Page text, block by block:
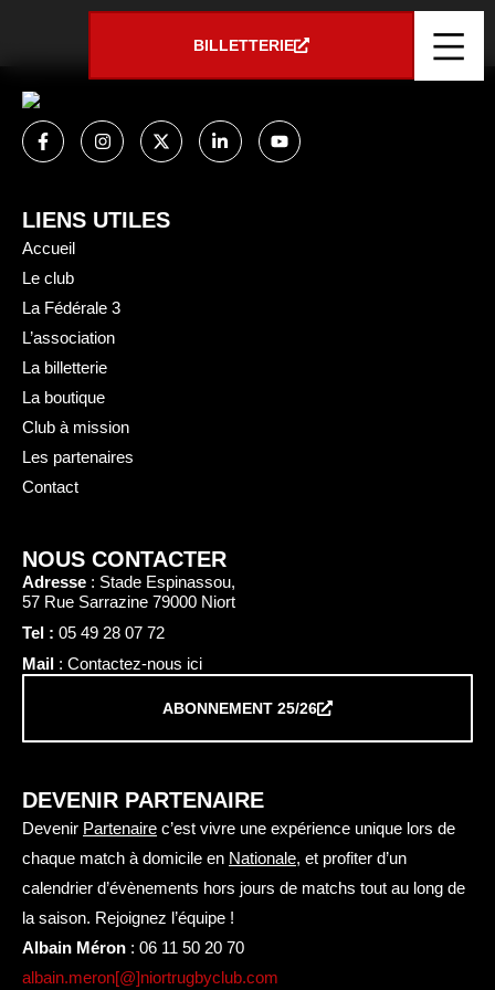
BILLETTERIE
LIENS UTILES
Accueil
Le club
La Fédérale 3
L’association
La billetterie
La boutique
Club à mission
Les partenaires
Contact
NOUS CONTACTER
Adresse : Stade Espinassou,
57 Rue Sarrazine 79000 Niort
Tel : 05 49 28 07 72
Mail : Contactez-nous ici
ABONNEMENT 25/26
DEVENIR PARTENAIRE
Devenir Partenaire c’est vivre une expérience unique lors de
chaque match à domicile en Nationale, et profiter d’un
calendrier d’évènements hors jours de matchs tout au long de
la saison. Rejoignez l’équipe !
Albain Méron : 06 11 50 20 70
albain.meron[@]niortrugbyclub.com
Panneau de gestion des cookies